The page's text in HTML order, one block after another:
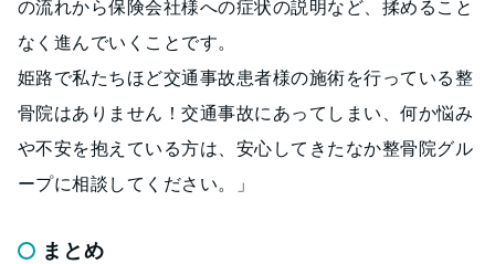
の流れから保険会社様への症状の説明など、揉めること
なく進んでいくことです。
姫路で私たちほど交通事故患者様の施術を行っている整
骨院はありません！交通事故にあってしまい、何か悩み
や不安を抱えている方は、安心してきたなか整骨院グル
ープに相談してください。」
まとめ